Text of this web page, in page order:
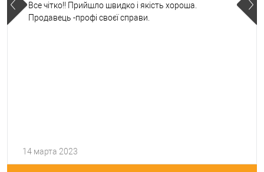
Все чітко!! Прийшло швидко і якість хороша.
Продавець -профі своєї справи.
14 марта 2023